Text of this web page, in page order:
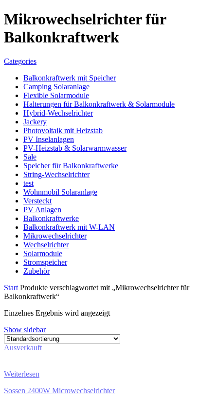
Mikrowechselrichter für
Balkonkraftwerk
Categories
Balkonkraftwerk mit Speicher
Camping Solaranlage
Flexible Solarmodule
Halterungen für Balkonkraftwerk & Solarmodule
Hybrid-Wechselrichter
Jackery
Photovoltaik mit Heizstab
PV Inselanlagen
PV-Heizstab & Solarwarmwasser
Sale
Speicher für Balkonkraftwerke
String-Wechselrichter
test
Wohnmobil Solaranlage
Versteckt
PV Anlagen
Balkonkraftwerke
Balkonkraftwerk mit W-LAN
Mikrowechselrichter
Wechselrichter
Solarmodule
Stromspeicher
Zubehör
Start Produkte verschlagwortet mit „Mikrowechselrichter für
Balkonkraftwerk“
Einzelnes Ergebnis wird angezeigt
Show sidebar
Ausverkauft
Weiterlesen
Sossen 2400W Microwechselrichter